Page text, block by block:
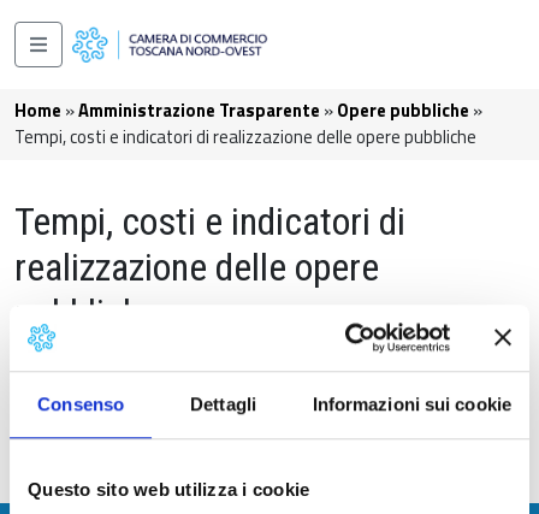
Consenso Dettagli Informazioni sui cookie
Questo sito web utilizza i cookie
Salta al contenuto principale
Navigazione principale
Briciole di pane
Home Amministrazione Trasparente
Opere pubbliche
Tempi, costi e indicatori di realizzazione delle opere pubbliche
Tempi, costi e indicatori di
realizzazione delle opere
pubbliche
Dati non di competenza della Camera di Commercio.